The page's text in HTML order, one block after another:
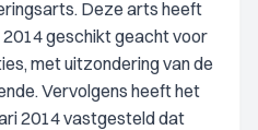
Deze arts heeft
geschikt geacht voor
met uitzondering van de
Vervolgens heeft het
2014 vastgesteld dat